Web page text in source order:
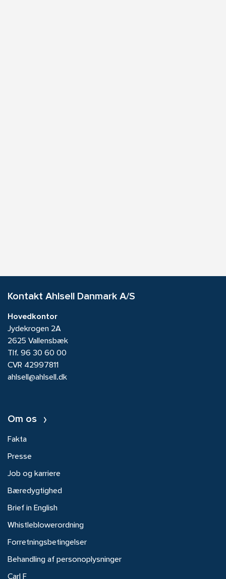
Kontakt Ahlsell Danmark A/S
Hovedkontor
Jydekrogen 2A
2625 Vallensbæk
Tlf. 96 30 60 00
CVR 42997811
ahlsell@ahlsell.dk
Om os
Fakta
Presse
Job og karriere
Bæredygtighed
Brief in English
Whistleblowerordning
Forretningsbetingelser
Behandling af personoplysninger
Carl F